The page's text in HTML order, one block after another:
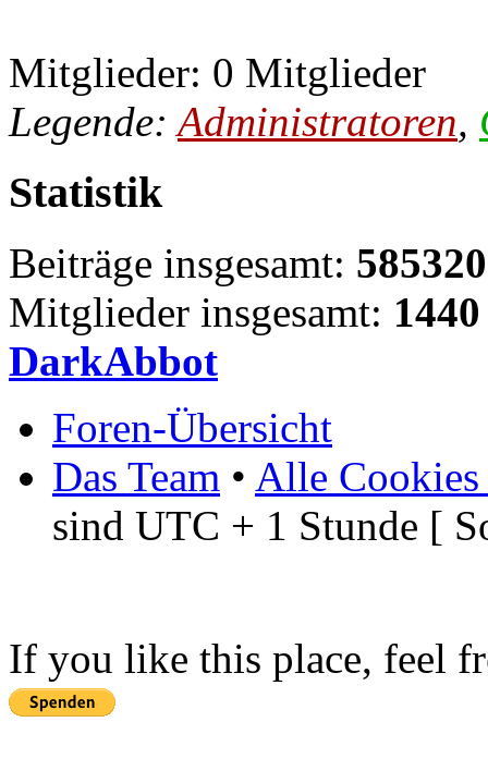
Mitglieder: 0 Mitglieder
Legende:Administratoren,
Statistik
Beiträge insgesamt: 585320
Mitglieder insgesamt: 1440
DarkAbbot
Foren-Übersicht
Das Team • Alle Cookies
sind UTC + 1 Stunde [
If you like this place, feel